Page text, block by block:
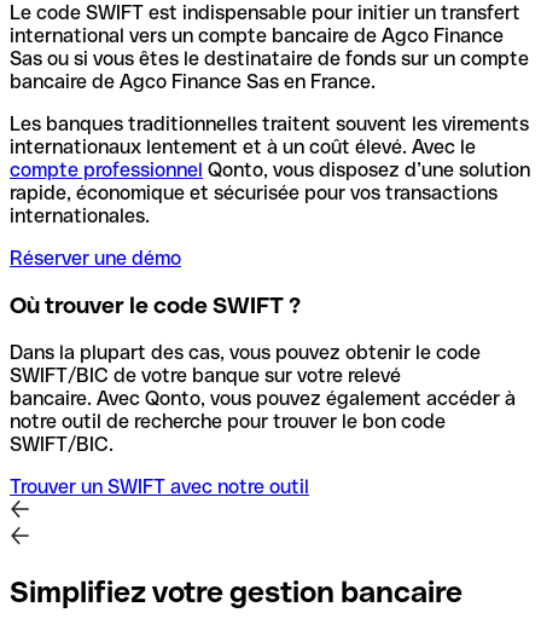
Le code SWIFT est indispensable pour initier un transfert
international vers un compte bancaire de Agco Finance
Sas ou si vous êtes le destinataire de fonds sur un compte
bancaire de Agco Finance Sas en France.
Les banques traditionnelles traitent souvent les virements
internationaux lentement et à un coût élevé. Avec le
compte professionnel Qonto, vous disposez d’une solution
rapide, économique et sécurisée pour vos transactions
internationales.
Réserver une démo
Où trouver le code SWIFT ?
Dans la plupart des cas, vous pouvez obtenir le code
SWIFT/BIC de votre banque sur votre relevé
bancaire. Avec Qonto, vous pouvez également accéder à
notre outil de recherche pour trouver le bon code
SWIFT/BIC.
Trouver un SWIFT avec notre outil
Simplifiez votre gestion bancaire